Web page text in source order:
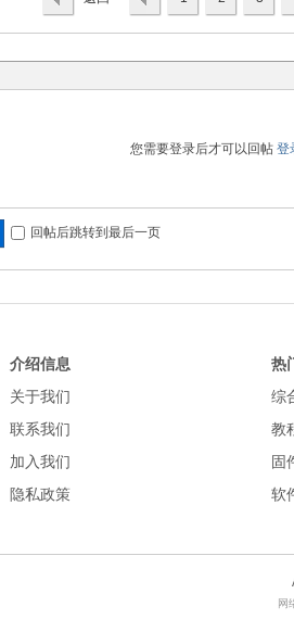
您需要登录后才可以回帖 登
回帖后跳转到最后一页
热
综
教
固
软
介绍信息
关于我们
联系我们
加入我们
隐私政策
网